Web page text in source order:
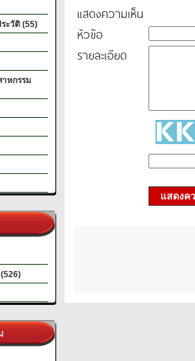
ะวัติ (55)
าหกรรม
แสดงความเห็น
หัวข้อ
รายละเอียด
แสดงค